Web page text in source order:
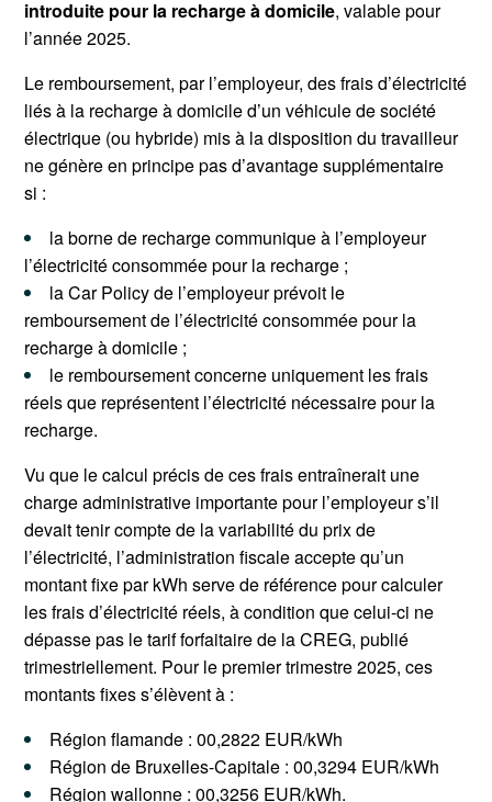
introduite pour la recharge à domicile, valable pour
l’année 2025.
Le remboursement, par l’employeur, des frais d’électricité
liés à la recharge à domicile d’un véhicule de société
électrique (ou hybride) mis à la disposition du travailleur
ne génère en principe pas d’avantage supplémentaire
si :
la borne de recharge communique à l’employeur
l’électricité consommée pour la recharge ;
la Car Policy de l’employeur prévoit le
remboursement de l’électricité consommée pour la
recharge à domicile ;
le remboursement concerne uniquement les frais
réels que représentent l’électricité nécessaire pour la
recharge.
Vu que le calcul précis de ces frais entraînerait une
charge administrative importante pour l’employeur s’il
devait tenir compte de la variabilité du prix de
l’électricité, l’administration fiscale accepte qu’un
montant fixe par kWh serve de référence pour calculer
les frais d’électricité réels, à condition que celui-ci ne
dépasse pas le tarif forfaitaire de la CREG, publié
trimestriellement. Pour le premier trimestre 2025, ces
montants fixes s’élèvent à :
Région flamande : 00,2822 EUR/kWh
Région de Bruxelles-Capitale : 00,3294 EUR/kWh
Région wallonne : 00,3256 EUR/kWh.